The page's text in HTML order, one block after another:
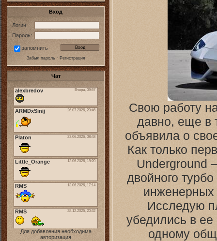
Вход
Логин:
Пароль:
запомнить
Забыл пароль· Регистрация
Чат
Для добавления необходима
авторизация
Свою работу
давно, еще в
объявила о
Как только
Underground
двойного
инженерных
Исследую
убедились в
одному